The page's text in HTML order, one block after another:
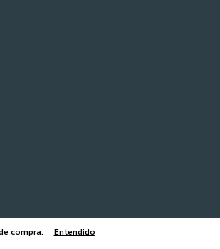
compra. Entendido
Para reclamosingresá acá.